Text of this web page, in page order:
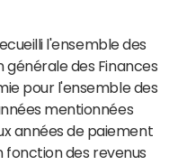
l'ensemble des
des Finances
pour l'ensemble des
mentionnées
années de paiement
fonction des revenus